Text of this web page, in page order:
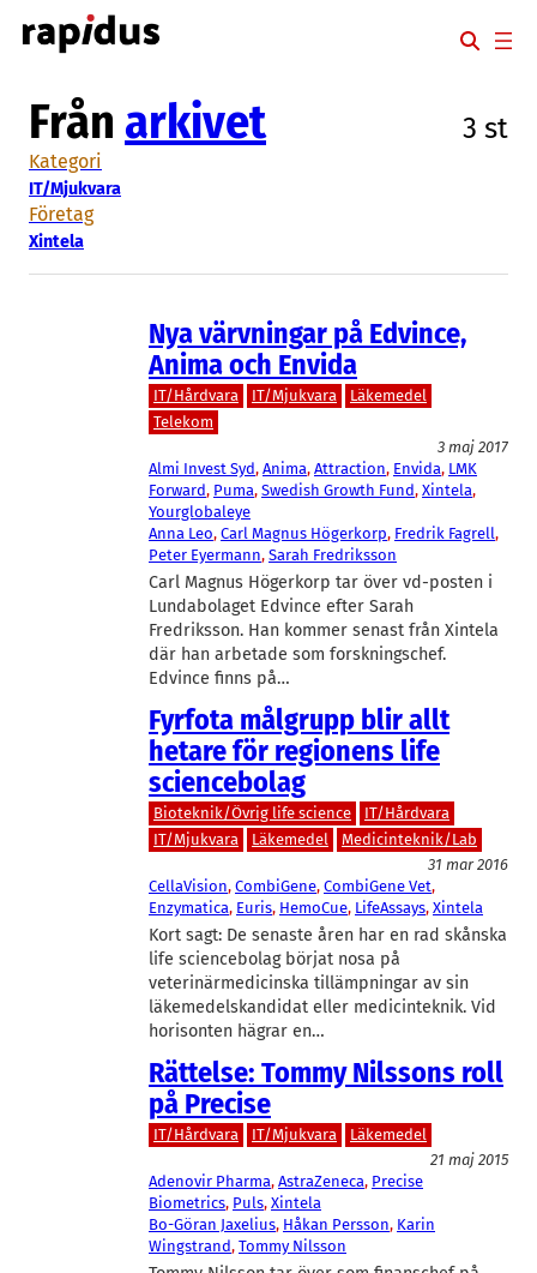
Hoppa
till
Från arkivet 3 st
Kategori
IT/Mjukvara
Företag
Xintela
Nya värvningar på Edvince,
Anima och Envida
IT/Hårdvara IT/Mjukvara
Läkemedel
Telekom
3 maj 2017
Almi Invest Syd, Anima, Attraction, Envida, LMK
Forward, Puma, Swedish Growth Fund, Xintela
Yourglobaleye
Anna Leo, Carl Magnus Högerkorp, Fredrik Fagrell
Peter Eyermann, Sarah Fredriksson
Carl Magnus Högerkorp tar över vd-posten i
Lundabolaget Edvince efter Sarah
Fredriksson. Han kommer senast från Xintela
där han arbetade som forskningschef.
Edvince finns på…
Fyrfota målgrupp blir allt
hetare för regionens life
sciencebolag
Bioteknik/Övrig life science
IT/Hårdvara
IT/Mjukvara
Läkemedel
Medicinteknik/Lab
31 mar 2016
CellaVision, CombiGene, CombiGene Vet
Enzymatica, Euris, HemoCue, LifeAssays, Xintela
Kort sagt: De senaste åren har en rad skånska
life sciencebolag börjat nosa på
veterinärmedicinska tillämpningar av sin
läkemedelskandidat eller medicinteknik. Vid
horisonten hägrar en…
Rättelse: Tommy Nilssons roll
på Precise
IT/Hårdvara IT/Mjukvara
Läkemedel
21 maj 2015
Adenovir Pharma, AstraZeneca, Precise
Biometrics, Puls, Xintela
Bo-Göran Jaxelius, Håkan Persson, Karin
Wingstrand, Tommy Nilsson